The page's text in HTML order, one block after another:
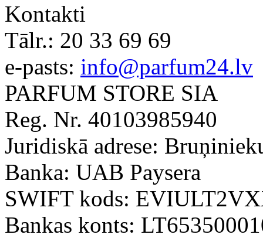
Kontakti
Tālr.: 20 33 69 69
e-pasts: info@parfum24.lv
PARFUM STORE SIA
Reg. Nr. 40103985940
Juridiskā adrese:
Banka: UAB Paysera
SWIFT kods:
Bankas konts: